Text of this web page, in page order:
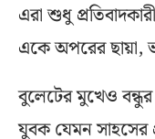
এরা শুধু
একে অপরের ছায়া,
বুলেটের মুখেও
যুবক যেমন সাহসের